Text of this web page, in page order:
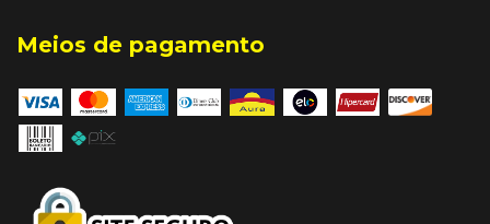
Meios de pagamento